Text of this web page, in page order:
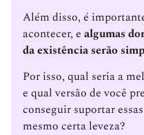
Além disso, é
acontecer, e algumas
da existência serão
Por isso, qual seria a
e qual versão de você
conseguir suportar
mesmo certa leveza?